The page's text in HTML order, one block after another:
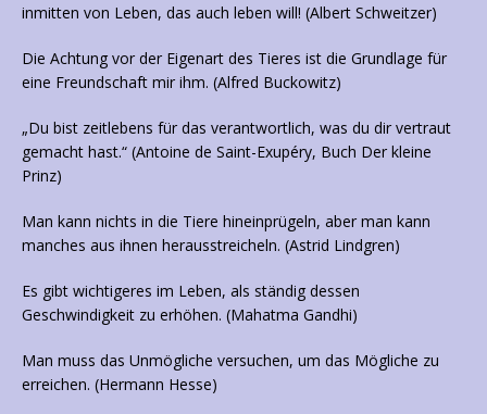
inmitten von Leben, das auch leben will! (Albert Schweitzer)
Die Achtung vor der Eigenart des Tieres ist die Grundlage für
eine Freundschaft mir ihm. (Alfred Buckowitz)
„Du bist zeitlebens für das verantwortlich, was du dir vertraut
gemacht hast.“ (Antoine de Saint-Exupéry, Buch Der kleine
Prinz)
Man kann nichts in die Tiere hineinprügeln, aber man kann
manches aus ihnen herausstreicheln. (Astrid Lindgren)
Es gibt wichtigeres im Leben, als ständig dessen
Geschwindigkeit zu erhöhen. (Mahatma Gandhi)
Man muss das Unmögliche versuchen, um das Mögliche zu
erreichen. (Hermann Hesse)